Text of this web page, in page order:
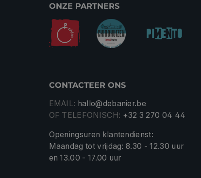
ONZE PARTNERS
CONTACTEER ONS
EMAIL: hallo@debanier.be
OF TELEFONISCH: +32 3 270 04 44
Openingsuren klantendienst:
Maandag tot vrijdag: 8.30 - 12.30 uur
en 13.00 - 17.00 uur